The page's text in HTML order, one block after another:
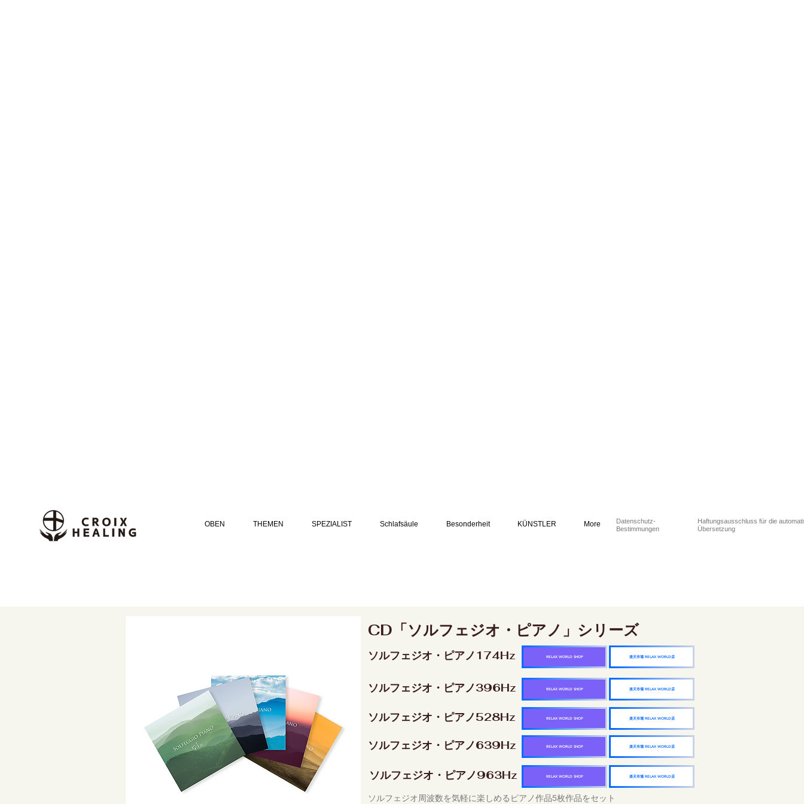
OBEN THEMEN SPEZIALIST Schlafsäule Besonderheit KÜNSTLER More
Datenschutz-
Bestimmungen
Haftungsausschluss für die
Übersetzung
CD「ソルフェジオ・ピアノ」シリーズ
ソルフェジオ・ピアノ174Hz 楽天市場 RELAX WORLD店
RELAX WORLD SHOP
ソルフェジオ・ピアノ396Hz 楽天市場 RELAX WORLD店
RELAX WORLD SHOP
ソルフェジオ・ピアノ528Hz 楽天市場 RELAX WORLD店
RELAX WORLD SHOP
ソルフェジオ・ピアノ639Hz 楽天市場 RELAX WORLD店
RELAX WORLD SHOP
ソルフェジオ・ピアノ963Hz 楽天市場 RELAX WORLD店
RELAX WORLD SHOP
ソルフェジオ周波数を気軽に楽しめるピアノ作品5枚作品をセット